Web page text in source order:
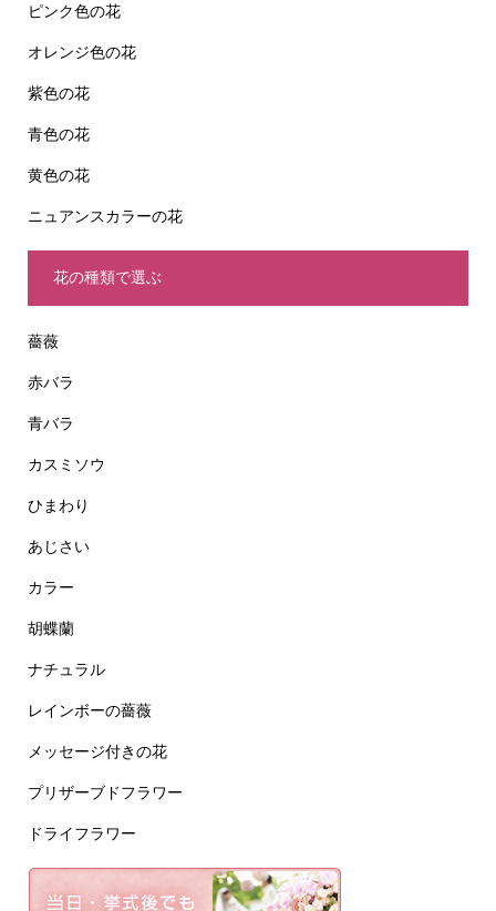
ピンク色の花
オレンジ色の花
紫色の花
青色の花
黄色の花
ニュアンスカラーの花
花の種類で選ぶ
薔薇
赤バラ
青バラ
カスミソウ
ひまわり
あじさい
カラー
胡蝶蘭
ナチュラル
レインボーの薔薇
メッセージ付きの花
プリザーブドフラワー
ドライフラワー